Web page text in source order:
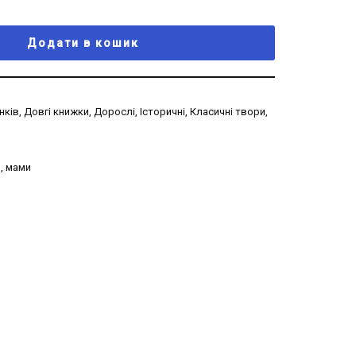
Додати в кошик
, Довгі книжки, Дорослі, Історичні, Класичні твори,
, мами